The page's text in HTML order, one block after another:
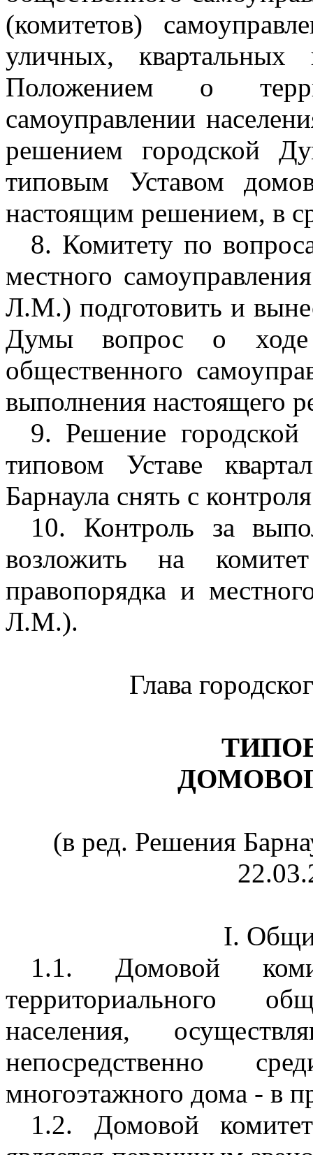
(комитетов)
уличных, квартальных
Положением о
самоуправлении
решением городской
типовым Уставом
настоящим решением, в
8. Комитету по
местного
Л.М.) подготовить и
Думы вопрос о ходе
общественного
выполнения настоящего
9. Решение
типовом Уставе
Барнаула снять с
10. Контроль за
возложить на
правопорядка и
Л.М.).
Глава
(в ред. Решения
I.
1.1. Домовой
территориального
населения,
непосредственно
многоэтажного дома - в
1.2. Домовой